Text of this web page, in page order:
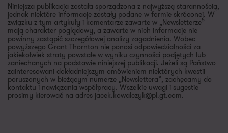
Niniejsza publikacja została sporządzona z najwyższą starannością,
jednak niektóre informacje zostały podane w formie skróconej. W
związku z tym artykuły i komentarze zawarte w „Newsletterze”
mają charakter poglądowy, a zawarte w nich informacje nie
powinny zastąpić szczegółowej analizy zagadnienia. Wobec
powyższego Grant Thornton nie ponosi odpowiedzialności za
jakiekolwiek straty powstałe w wyniku czynności podjętych lub
zaniechanych na podstawie niniejszej publikacji. Jeżeli są Państwo
zainteresowani dokładniejszym omówieniem niektórych kwestii
poruszonych w bieżącym numerze „Newslettera”, zachęcamy do
kontaktu i nawiązania współpracy. Wszelkie uwagi i sugestie
prosimy kierować na adres jacek.kowalczyk@pl.gt.com.